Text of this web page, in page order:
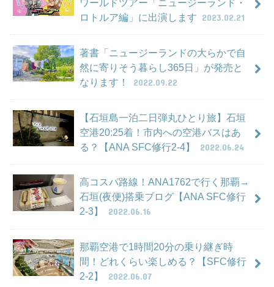
ワールドツアー「ニュージーランド・
ロトルア編」に出演します 2023.02.21
著書「ニュージーランドの大らかで自
然に寄りそう暮らし365日」が発売と
なります！
2022.09.22
【石垣島一泊二日弾丸ひとり旅】石垣
空港20:25着！市内への空港バスはあ
る？【ANA SFC修行2-4】
2022.06.24
高コスパ路線！ANA1762で行く那覇→
石垣(夜便)搭乗ブログ【ANA SFC修行
2-3】
2022.06.16
那覇空港で1時間20分の乗り継ぎ時
間！どれくらい楽しめる？【SFC修行
2-2】
2022.06.07